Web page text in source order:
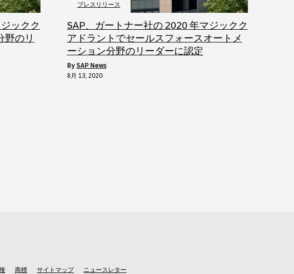
ックク
野のリ
プレスリリース
SAP、ガートナー社の 2020 年マジックク
アドラントでセールスフォースオートメ
ーション分野のリーダーに認定
by SAP News
8月 13, 2020
商標 サイトマップ ニュースレター